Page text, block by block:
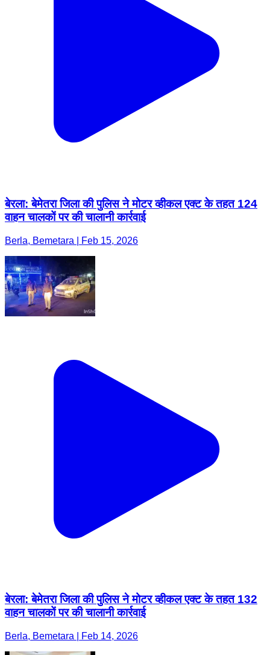
बेरला: बेमेतरा जिला की पुलिस ने मोटर व्हीकल एक्ट के तहत 124
वाहन चालकों पर की चालानी कार्रवाई
Berla, Bemetara | Feb 15, 2026
बेरला: बेमेतरा जिला की पुलिस ने मोटर व्हीकल एक्ट के तहत 132
वाहन चालकों पर की चालानी कार्रवाई
Berla, Bemetara | Feb 14, 2026